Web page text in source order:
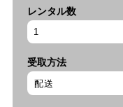
レンタル数
受取方法